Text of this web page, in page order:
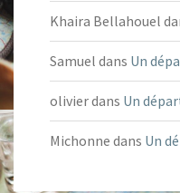
Khaira Bellahouel
Samuel dans Un
olivierdans Un
Michonne dans Un